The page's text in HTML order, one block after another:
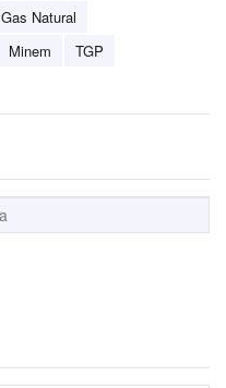
Gas Natural
Minem
TGP